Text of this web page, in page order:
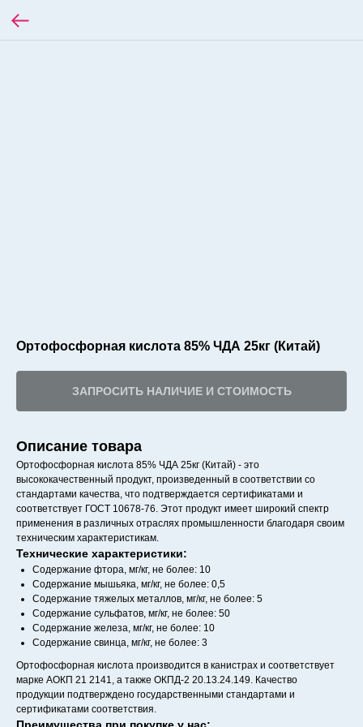
Ортофосфорная кислота 85% ЧДА 25кг (Китай)
ЗАПРОСИТЬ НАЛИЧИЕ И СТОИМОСТЬ
Описание товара
Ортофосфорная кислота 85% ЧДА 25кг (Китай) - это
высококачественный продукт, произведенный в соответствии со
стандартами качества, что подтверждается сертификатами и
соответствует ГОСТ 10678-76. Этот продукт имеет широкий спектр
применения в различных отраслях промышленности благодаря своим
техническим характеристикам.
Технические характеристики:
Содержание фтора, мг/кг, не более: 10
Содержание мышьяка, мг/кг, не более: 0,5
Содержание тяжелых металлов, мг/кг, не более: 5
Содержание сульфатов, мг/кг, не более: 50
Содержание железа, мг/кг, не более: 10
Содержание свинца, мг/кг, не более: 3
Ортофосфорная кислота производится в канистрах и соответствует
марке АОКП 21 2141, а также ОКПД-2 20.13.24.149. Качество
продукции подтверждено государственными стандартами и
сертификатами соответствия.